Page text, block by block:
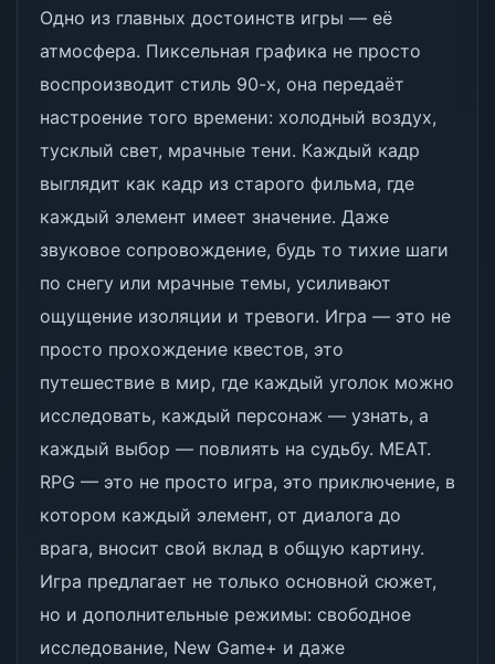
Одно из главных достоинств игры — её
атмосфера. Пиксельная графика не просто
воспроизводит стиль 90-х, она передаёт
настроение того времени: холодный воздух,
тусклый свет, мрачные тени. Каждый кадр
выглядит как кадр из старого фильма, где
каждый элемент имеет значение. Даже
звуковое сопровождение, будь то тихие шаги
по снегу или мрачные темы, усиливают
ощущение изоляции и тревоги. Игра — это не
просто прохождение квестов, это
путешествие в мир, где каждый уголок можно
исследовать, каждый персонаж — узнать, а
каждый выбор — повлиять на судьбу. МЕАТ.
RPG — это не просто игра, это приключение, в
котором каждый элемент, от диалога до
врага, вносит свой вклад в общую картину.
Игра предлагает не только основной сюжет,
но и дополнительные режимы: свободное
исследование, New Game+ и даже